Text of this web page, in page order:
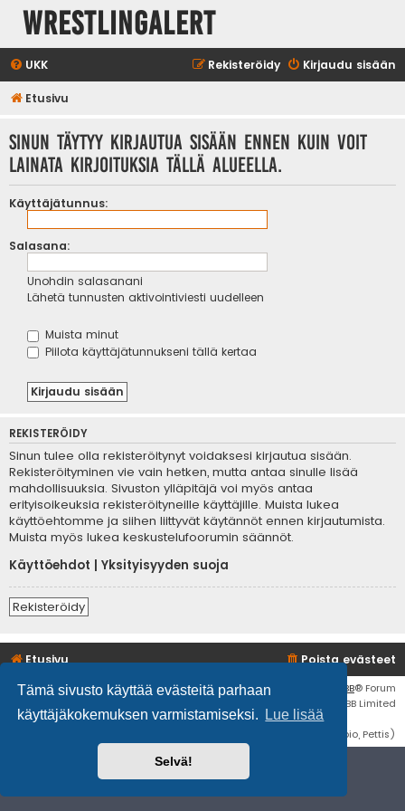
Tämä sivusto käyttää evästeitä parhaan
käyttäjäkokemuksen varmistamiseksi.
Lue lisää
Selvä!
WrestlingAlert
UKK Kirjaudu sisään
Rekisteröidy
Etusivu
Sinun täytyy kirjautua sisään ennen kuin voit
lainata kirjoituksia tällä alueella.
Käyttäjätunnus:
Salasana:
Unohdin salasanani
Lähetä tunnusten aktivointiviesti uudelleen
Muista minut
Piilota käyttäjätunnukseni tällä kertaa
REKISTERÖIDY
Sinun tulee olla rekisteröitynyt voidaksesi kirjautua sisään.
Rekisteröityminen vie vain hetken, mutta antaa sinulle lisää
mahdollisuuksia. Sivuston ylläpitäjä voi myös antaa
erityisoikeuksia rekisteröityneille käyttäjille. Muista lukea
käyttöehtomme ja siihen liittyvät käytännöt ennen kirjautumista.
Muista myös lukea keskustelufoorumin säännöt.
Käyttöehdot
Yksityisyyden suoja
Rekisteröidy
Etusivu Poista evästeet
Flat Style byIan Bradley• Keskustelufoorumin ohjelmisto phpBB® Forum
Software © phpBB Limited
Käännös: phpBB Suomi (lurttinen, harritapio, Pettis)